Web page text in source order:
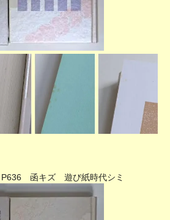
P636 函キズ 遊び紙時代シミ